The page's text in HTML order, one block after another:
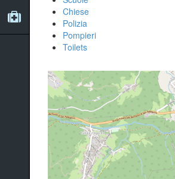
Chiese
Polizia
Pompieri
Toilets